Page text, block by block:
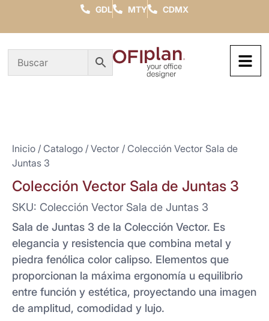
GDL MTY CDMX
Inicio / Catalogo / Vector / Colección Vector Sala de
Juntas 3
Colección Vector Sala de Juntas 3
SKU: Colección Vector Sala de Juntas 3
Sala de Juntas 3 de la Colección Vector. Es
elegancia y resistencia que combina metal y
piedra fenólica color calipso. Elementos que
proporcionan la máxima ergonomía u equilibrio
entre función y estética, proyectando una imagen
de amplitud, comodidad y lujo.